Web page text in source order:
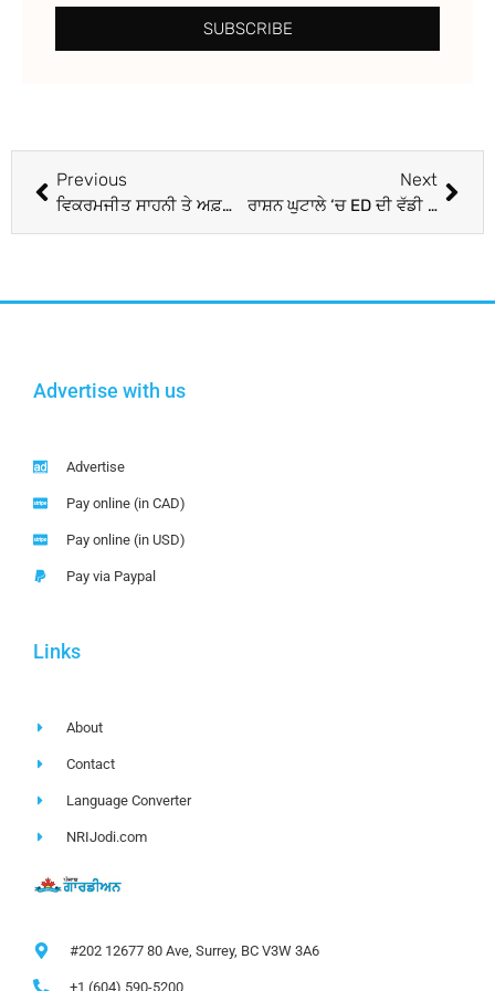
SUBSCRIBE
Previous
ਵਿਕਰਮਜੀਤ ਸਾਹਨੀ ਤੇ ਅਫ਼ਸਾਨਾ ਖ਼ਾਨ ਦੇ ‘ਕਮਲੀ’ ਗੀਤ ਦਾ ਹੋਣ ਜਾ ਰਿਹਾ ਵਰਲਡ ਪ੍ਰੀਮੀਅਰ, ਨੌਜਵਾਨਾਂ ਨੂੰ ਦੇਵੇਗਾ ਸੰਦੇਸ਼
Next
ਰਾਸ਼ਨ ਘੁਟਾਲੇ ‘ਚ ED ਦੀ ਵੱਡੀ ਕਾਰਵਾਈ, ਤ੍ਰਿਣਮੂਲ ਨੇਤਾ ਸ਼ੰਕਰ ਅਧਿਆ ਦੇਰ ਰਾਤ ਗ੍ਰਿਫ਼ਤਾਰ
Advertise with us
Advertise
Pay online (in CAD)
Pay online (in USD)
Pay via Paypal
Links
About
Contact
Language Converter
NRIJodi.com
#202 12677 80 Ave, Surrey, BC V3W 3A6
+1 (604) 590-5200